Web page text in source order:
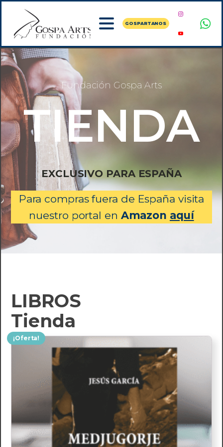
GOSPARTANOS
Fundación Gospa Arts
TIENDA
EXCLUSIVO PARA ESPAÑA
Para compras fuera de España visita
nuestro portal en Amazon aquí
LIBROS
Tienda
¡Oferta!